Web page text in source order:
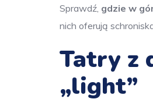
Sprawdź, gdzie w
nich oferują
Tatry z
„light”